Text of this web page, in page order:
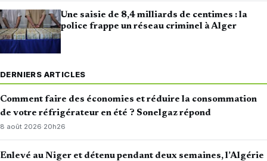
Une saisie de 8,4 milliards de centimes : la
police frappe un réseau criminel à Alger
DERNIERS ARTICLES
Comment faire des économies et réduire la consommation
de votre réfrigérateur en été ? Sonelgaz répond
8 août 2026·20h26
Enlevé au Niger et détenu pendant deux semaines, l’Algérie